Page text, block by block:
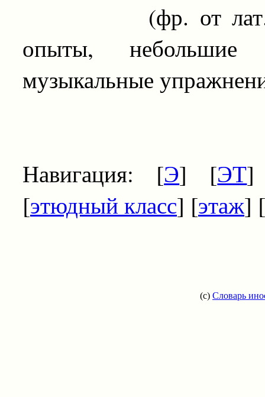
(фр. от
опыты, небольшие
музыкальные
Навигация: [Э] [ЭТ
[этюдный класс] [этаж] [
(c) Словарь